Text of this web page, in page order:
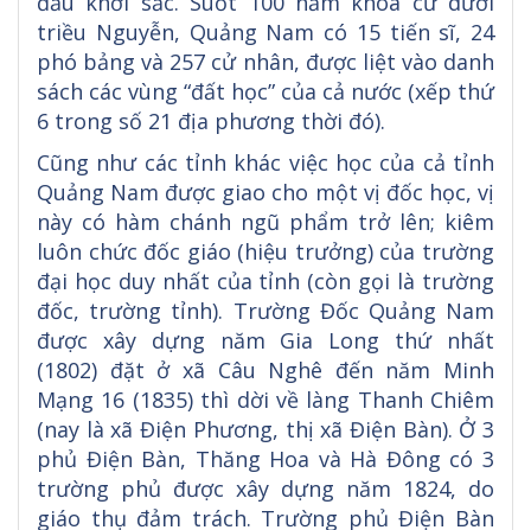
triều Nguyễn, Quảng Nam có 15 tiến sĩ, 24
phó bảng và 257 cử nhân, được liệt vào danh
sách các vùng “đất học” của cả nước (xếp thứ
6 trong số 21 địa phương thời đó).
Cũng như các tỉnh khác việc học của cả tỉnh
Quảng Nam được giao cho một vị đốc học, vị
này có hàm chánh ngũ phẩm trở lên; kiêm
luôn chức đốc giáo (hiệu trưởng) của trường
đại học duy nhất của tỉnh (còn gọi là trường
đốc, trường tỉnh). Trường Đốc Quảng Nam
được xây dựng năm Gia Long thứ nhất
(1802) đặt ở xã Câu Nghê đến năm Minh
Mạng 16 (1835) thì dời về làng Thanh Chiêm
(nay là xã Điện Phương, thị xã Điện Bàn). Ở 3
phủ Điện Bàn, Thăng Hoa và Hà Đông có 3
trường phủ được xây dựng năm 1824, do
giáo thụ đảm trách. Trường phủ Điện Bàn